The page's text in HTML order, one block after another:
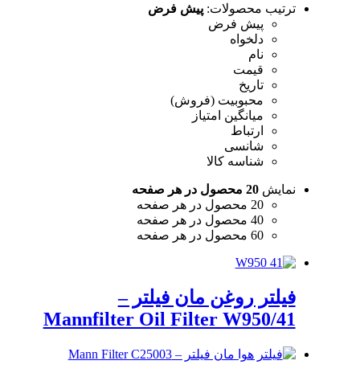
ترتیب محصولات:پیش فرض
پیش فرض
دلخواه
نام
قیمت
تاریخ
محبوبیت (فروش)
میانگین امتیاز
ارتباط
شانسی
شناسه کالا
نمایش20 محصول در هر صفحه
20 محصول در هر صفحه
40 محصول در هر صفحه
60 محصول در هر صفحه
فیلتر روغن مان فیلتر –
Mannfilter Oil Filter W950/41